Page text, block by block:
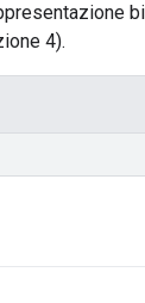
4).